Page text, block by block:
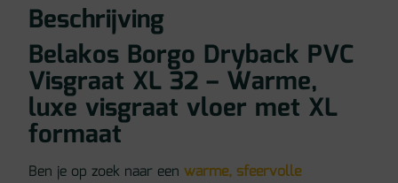
Beschrijving
Belakos Borgo Dryback PVC
Visgraat XL 32 – Warme,
luxe visgraat vloer met XL
formaat
Ben je op zoek naar eenwarme, sfeervolle